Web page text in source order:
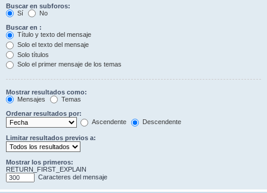
Buscar en subforos:
Sí
No
Buscar en :
Título y texto del mensaje
Solo el texto del mensaje
Solo títulos
Solo el primer mensaje de los temas
Mostrar resultados como:
Mensajes
Temas
Ordenar resultados por:
Ascendente
Descendente
Limitar resultados previos a:
Mostrar los primeros:
RETURN_FIRST_EXPLAIN
Caracteres del mensaje